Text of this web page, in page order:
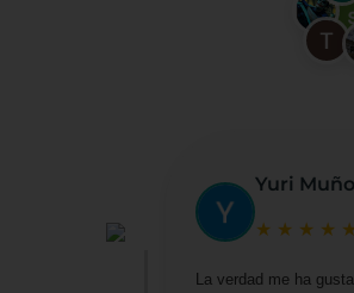
Yuri
★ ★ ★ ★ ★
La verdad me ha